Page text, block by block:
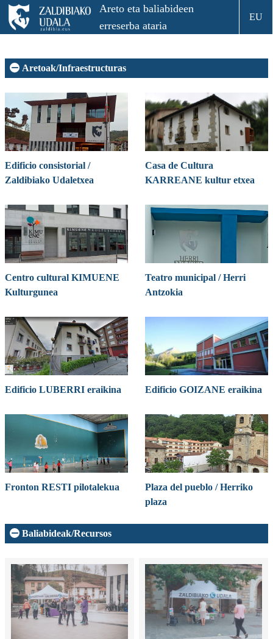
Areto eta baliabideen
erreserba ataria
EU
Aretoak/Infraestructuras
Edificio consistorial /
Zaldibiako Udaletxea
Casa de Cultura
KARREANE kultur etxea
Centro cultural KIMUENE
Kulturgunea
Teatro municipal / Herri
Antzokia
Edificio LUBERRI eraikina Edificio GOIZANE eraikina
Fronton RESTI pilotalekua
Plaza del pueblo / Herriko
plaza
Baliabideak/Recursos